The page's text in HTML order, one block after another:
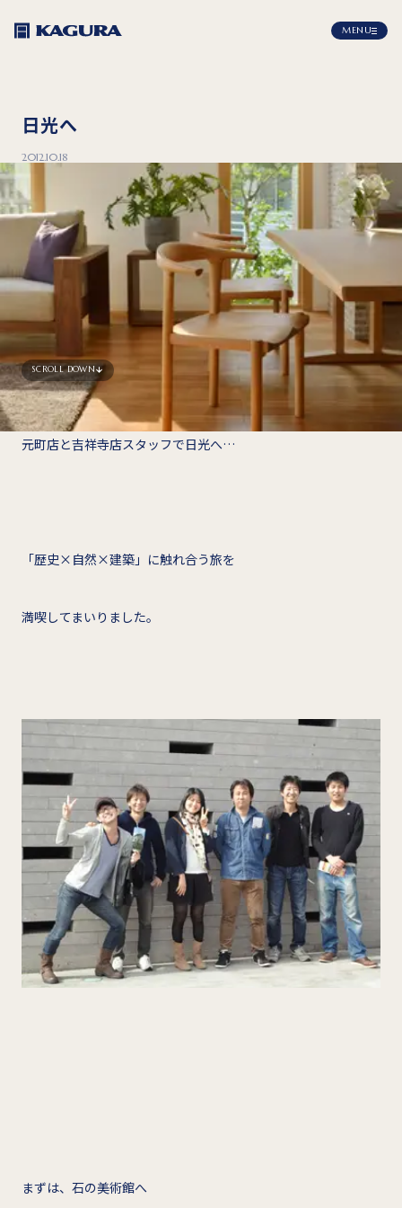
MENU
日光へ
2012.10.18
SCROLL DOWN
元町店と吉祥寺店スタッフで日光へ…
「歴史×自然×建築」に触れ合う旅を
満喫してまいりました。
まずは、石の美術館へ